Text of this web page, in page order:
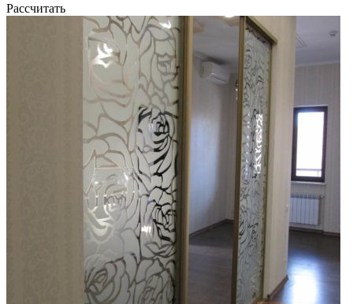
Рассчитать